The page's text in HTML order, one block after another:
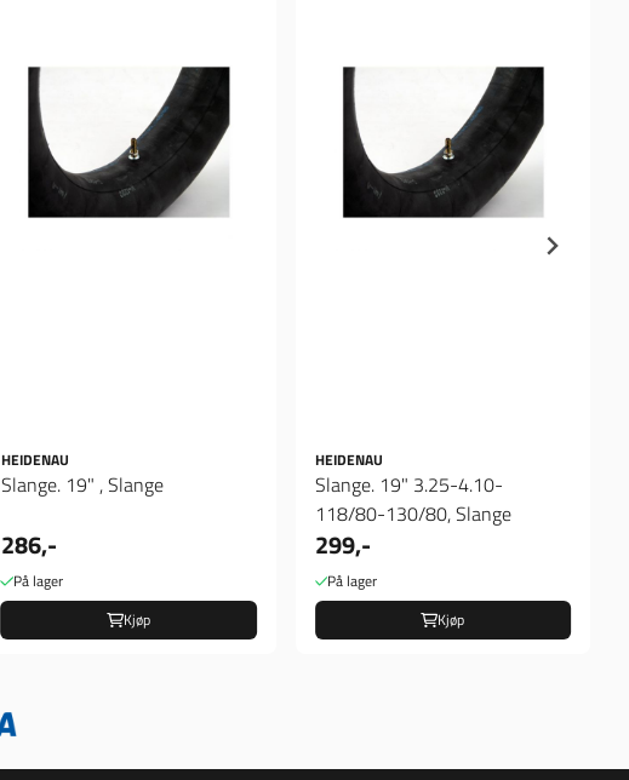
HEIDENAU
Slange. 19" , Slange
286,-
På lager
Kjøp
HEIDENAU
Slange. 19" 3.25-4.10-
118/80-130/80, Slange
299,-
På lager
Kjøp